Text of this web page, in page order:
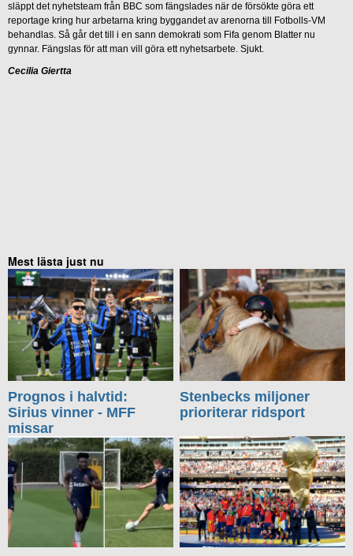
släppt det nyhetsteam från BBC som fängslades när de försökte göra ett
reportage kring hur arbetarna kring byggandet av arenorna till Fotbolls-VM
behandlas. Så går det till i en sann demokrati som Fifa genom Blatter nu
gynnar. Fängslas för att man vill göra ett nyhetsarbete. Sjukt.
Cecilia Giertta
Mest lästa just nu
Prognos i halvtid:
Sirius vinner - MFF
missar
Stenbecks miljoner
prioriterar ridsport